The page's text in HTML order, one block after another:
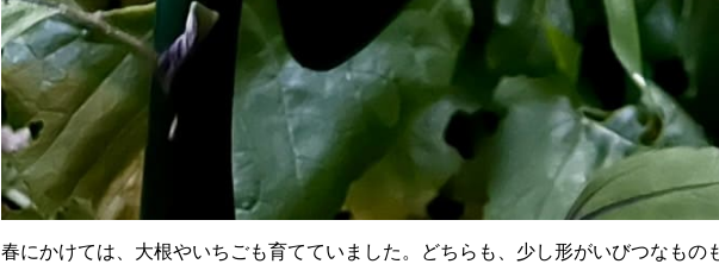
春にかけては、大根やいちごも育てていました。どちらも、少し形がいびつなも